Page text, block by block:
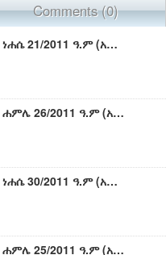
Comments (0)
ዜና መፅሔት ባሕር ዳር፡ ነሐሴ 21/2011 ዓ.ም (አብመድ)
ዜና መፅሔት ባሕር ዳር፡ ሐምሌ 26/2011 ዓ.ም (አብመድ)
ዜና መፅሔት ባሕር ዳር፡ ነሐሴ 30/2011 ዓ.ም (አብመድ)
ዜና መፅሔት ባሕር ዳር፡ ሐምሌ 25/2011 ዓ.ም (አብመድ)